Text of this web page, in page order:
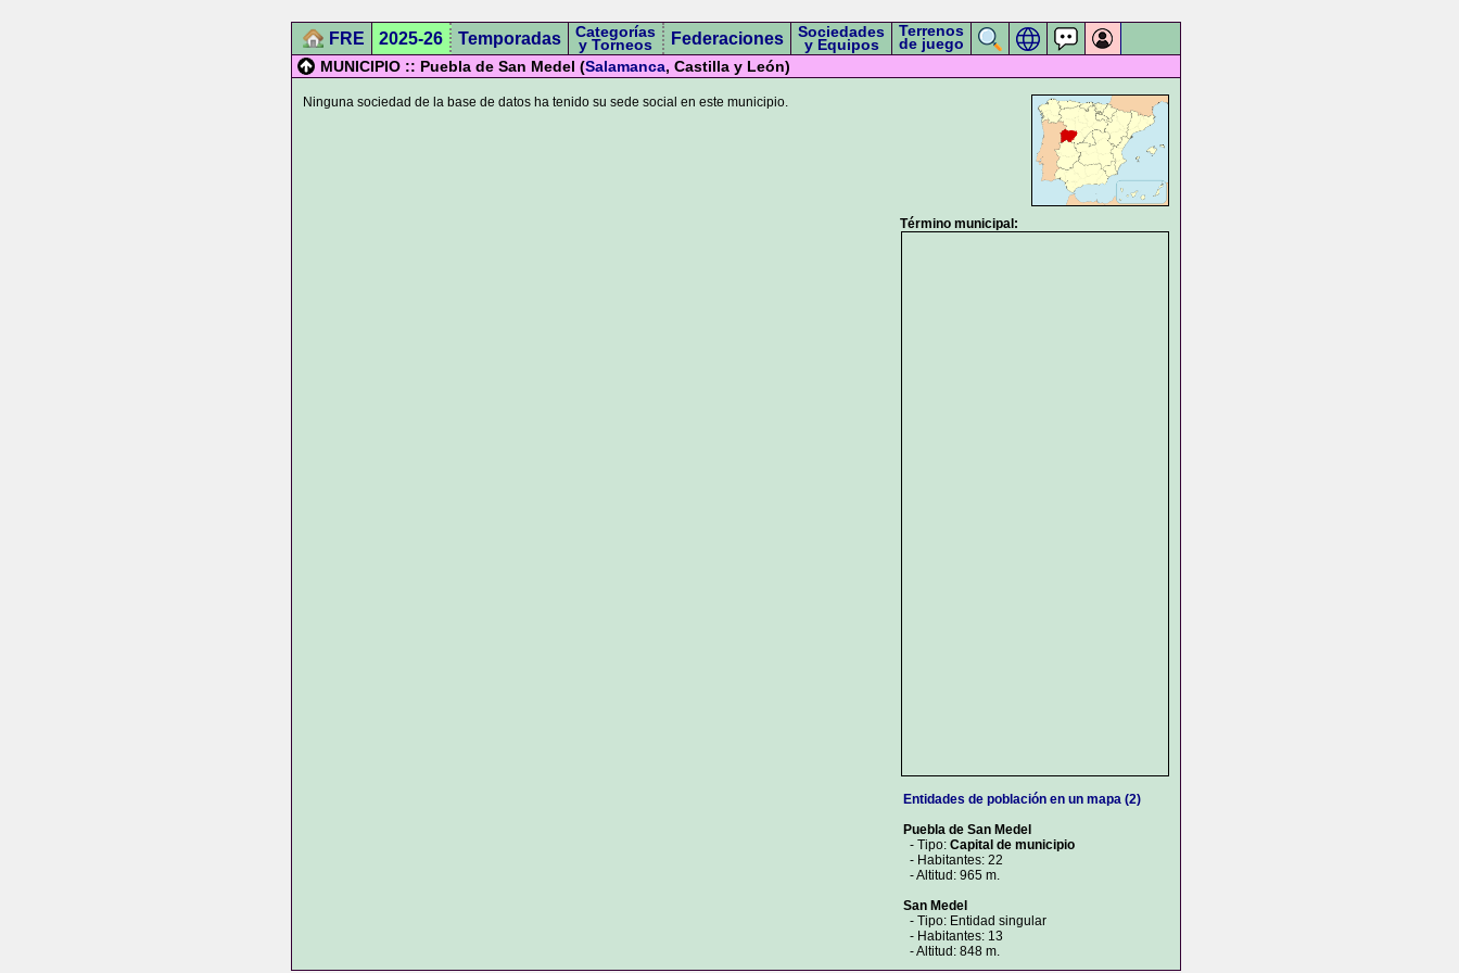
FRE 2025-26 Temporadas Categorías
y Torneos Federaciones Sociedades
y Equipos
Terrenos
de juego
MUNICIPIO :: Puebla de San Medel (Salamanca, Castilla y León)
Término municipal:
Entidades de población en un mapa (2)
Puebla de San Medel
- Tipo: Capital de municipio
- Habitantes: 22
- Altitud: 965 m.
San Medel
- Tipo: Entidad singular
- Habitantes: 13
- Altitud: 848 m.
Ninguna sociedad de la base de datos ha tenido su sede social en este municipio.